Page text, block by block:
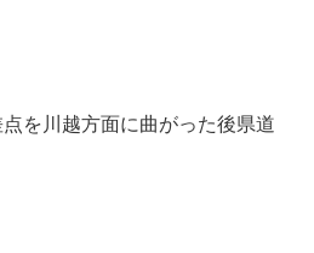
を川越方面に曲がった後県道